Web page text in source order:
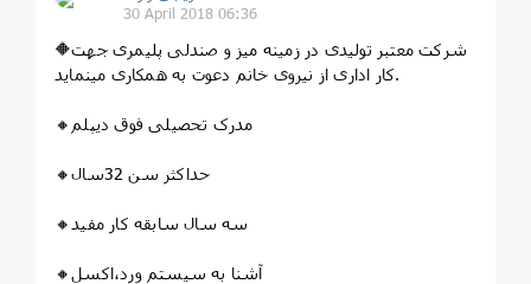
30 April 2018 06:36
🔶شرکت معتبر تولیدی در زمینه میز و صندلی پلیمری جهت
کار اداری از نیروی خانم دعوت به همکاری مینماید.
🔸مدرک تحصیلی فوق دیپلم
🔸حداکثر سن 32سال
🔸سه سال سابقه کار مفید
🔸آشنا به سیستم ورد،اکسل